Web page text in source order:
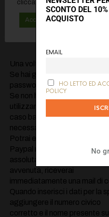
Una volta alla fase
Se hai già un conto PayPal,
password e conferma il
Se non hai un conto PayPal,
utilizzando la tua carta di
caso basterà selezionare il
necessari e confermare il
Potrai essere reindirizzato
Paypal nel quale potrai
assoluta sicurezza le
avvenuta, riceverai
immediatamente una mail di
Quando inserisci i dati per la
aggiungere il numero civico
corretto e il nome presente
clicca sul pulsante
Accetta tutti Rifiuta
SCONTO DEL
ACQUISTO
EMAIL
HO LETTO ED
POLICY
No